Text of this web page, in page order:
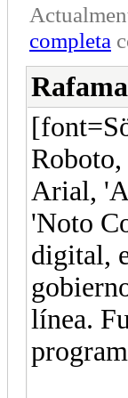
completa
Arial,
'Noto
digital,
línea.